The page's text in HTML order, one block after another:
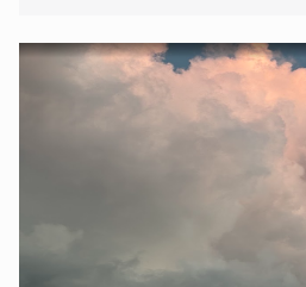
negras